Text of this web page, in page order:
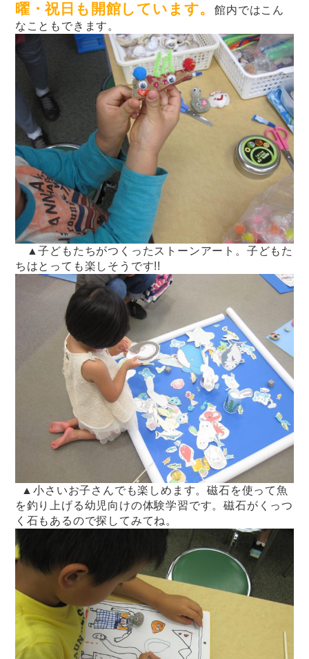
曜・祝日も開館しています。館内ではこん
なこともできます。
▲子どもたちがつくったストーンアート。子どもた
ちはとっても楽しそうです!!
▲小さいお子さんでも楽しめます。磁石を使って魚
を釣り上げる幼児向けの体験学習です。磁石がくっつ
く石もあるので探してみてね。